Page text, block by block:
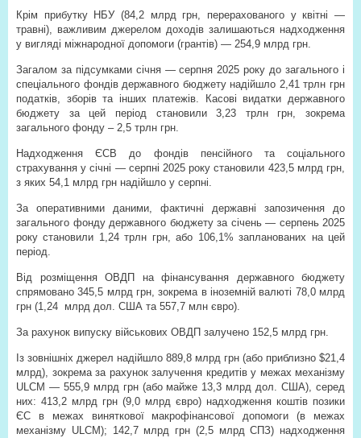
Крім прибутку НБУ (84,2 млрд грн, перерахованого у квітні —
травні), важливим джерелом доходів залишаються надходження
у вигляді міжнародної допомоги (грантів) — 254,9 млрд грн.
Загалом за підсумками січня — серпня 2025 року до загального і
спеціального фондів державного бюджету надійшло 2,41 трлн грн
податків, зборів та інших платежів. Касові видатки державного
бюджету за цей період становили 3,23 трлн грн, зокрема
загального фонду – 2,5 трлн грн.
Надходження ЄСВ до фондів пенсійного та соціального
страхування у січні — серпні 2025 року становили 423,5 млрд грн,
з яких 54,1 млрд грн надійшло у серпні.
За оперативними даними, фактичні державні запозичення до
загального фонду державного бюджету за січень — серпень 2025
року становили 1,24 трлн грн, або 106,1% запланованих на цей
період.
Від розміщення ОВДП на фінансування державного бюджету
спрямовано 345,5 млрд грн, зокрема в іноземній валюті 78,0 млрд
грн (1,24 млрд дол. США та 557,7 млн євро).
За рахунок випуску військових ОВДП залучено 152,5 млрд грн.
Із зовнішніх джерел надійшло 889,8 млрд грн (або приблизно $21,4
млрд), зокрема за рахунок залучення кредитів у межах механізму
ULCM — 555,9 млрд грн (або майже 13,3 млрд дол. США), серед
них: 413,2 млрд грн (9,0 млрд євро) надходження коштів позики
ЄС в межах виняткової макрофінансової допомоги (в межах
механізму ULCM); 142,7 млрд грн (2,5 млрд СПЗ) надходження